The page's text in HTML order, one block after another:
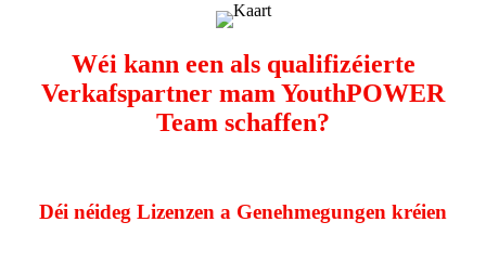
Wéi kann een als qualifizéierte
Verkafspartner mam YouthPOWER
Team schaffen?
Déi néideg Lizenzen a Genehmegungen kréien